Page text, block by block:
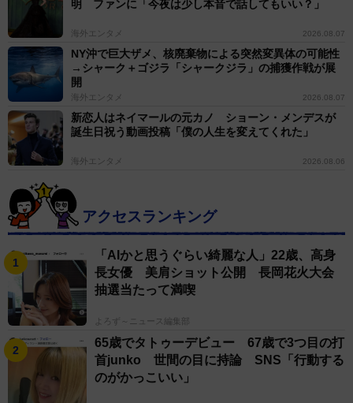
明 ファンに「今夜は少し本音で話してもいい？」
海外エンタメ 2026.08.07
NY沖で巨大ザメ、核廃棄物による突然変異体の可能性
→シャーク＋ゴジラ「シャークジラ」の捕獲作戦が展
開
海外エンタメ 2026.08.07
新恋人はネイマールの元カノ ショーン・メンデスが
誕生日祝う動画投稿「僕の人生を変えてくれた」
海外エンタメ 2026.08.06
アクセスランキング
「AIかと思うぐらい綺麗な人」22歳、高身
長女優 美肩ショット公開 長岡花火大会
抽選当たって満喫
よろず～ニュース編集部
65歳でタトゥーデビュー 67歳で3つ目の打
首junko 世間の目に持論 SNS「行動する
のがかっこいい」